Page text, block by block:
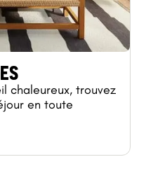
chaleureux, trouvez
en toute